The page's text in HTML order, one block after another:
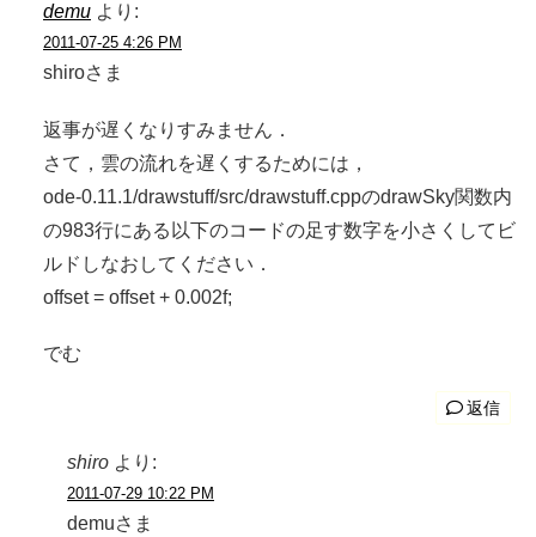
demu より:
2011-07-25 4:26 PM
shiroさま
返事が遅くなりすみません．
さて，雲の流れを遅くするためには，
ode-0.11.1/drawstuff/src/drawstuff.cppのdrawSky関数内
の983行にある以下のコードの足す数字を小さくしてビ
ルドしなおしてください．
offset = offset + 0.002f;
でむ
返信
shiro より:
2011-07-29 10:22 PM
demuさま